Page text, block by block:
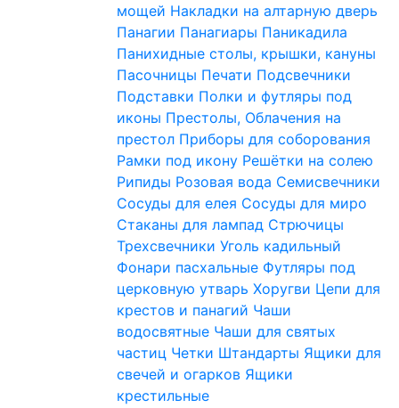
мощей Накладки на алтарную дверь
Панагии Панагиары Паникадила
Панихидные столы, крышки, кануны
Пасочницы Печати Подсвечники
Подставки Полки и футляры под
иконы Престолы, Облачения на
престол Приборы для соборования
Рамки под икону Решётки на солею
Рипиды Розовая вода Семисвечники
Сосуды для елея Сосуды для миро
Стаканы для лампад Стрючицы
Трехсвечники Уголь кадильный
Фонари пасхальные Футляры под
церковную утварь Хоругви Цепи для
крестов и панагий Чаши
водосвятные Чаши для святых
частиц Четки Штандарты Ящики для
свечей и огарков Ящики
крестильные